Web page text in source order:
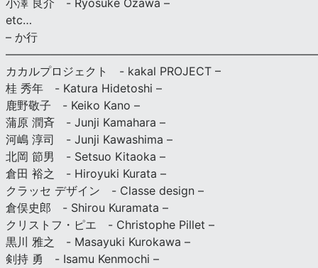
小澤 良介 - Ryosuke Ozawa –
etc…
– か行
カカルプロジェクト - kakal PROJECT –
桂 秀年 - Katura Hidetoshi –
鹿野敬子 - Keiko Kano –
蒲原 潤斉 - Junji Kamahara –
河嶋 淳司 - Junji Kawashima –
北岡 節男 - Setsuo Kitaoka –
倉田 裕之 - Hiroyuki Kurata –
クラッセ デザイン - Classe design –
倉俣史郎 - Shirou Kuramata –
クリストフ・ピエ - Christophe Pillet –
黒川 雅之 - Masayuki Kurokawa –
剣持 勇 - Isamu Kenmochi –